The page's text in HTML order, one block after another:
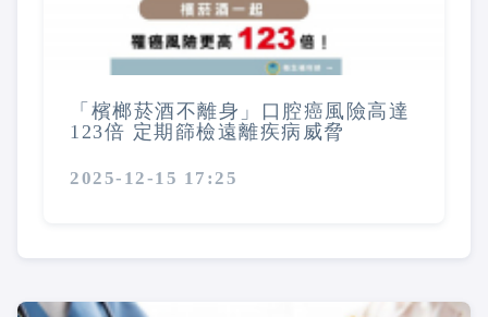
「檳榔菸酒不離身」口腔癌風險高達
123倍 定期篩檢遠離疾病威脅
2025-12-15 17:25